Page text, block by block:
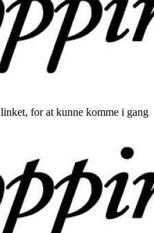
for at kunne komme i gang